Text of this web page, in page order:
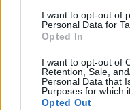
I want to opt-out of
Personal Data for
Opted In
I want to opt-out of
Retention, Sale,
Personal Data that
Purposes for which
Opted Out
Ér majd valamit a
elvégzik az